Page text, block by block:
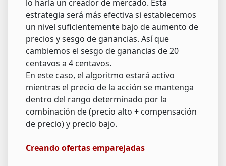
lo haría un creador de mercado. Esta
estrategia será más efectiva si establecemos
un nivel suficientemente bajo de aumento de
precios y sesgo de ganancias. Así que
cambiemos el sesgo de ganancias de 20
centavos a 4 centavos.
En este caso, el algoritmo estará activo
mientras el precio de la acción se mantenga
dentro del rango determinado por la
combinación de (precio alto + compensación
de precio) y precio bajo.
Creando ofertas emparejadas